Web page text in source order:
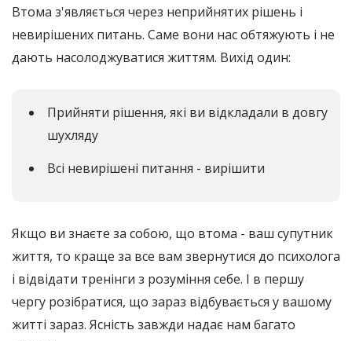
Втома з'являється через неприйнятих рішень і
невирішених питань. Саме вони нас обтяжують і не
дають насолоджуватися життям. Вихід один:
Прийняти рішення, які ви відкладали в довгу
шухляду
Всі невирішені питання - вирішити
Якщо ви знаєте за собою, що втома - ваш супутник
життя, то краще за все вам звернутися до психолога
і відвідати тренінги з розуміння себе. І в першу
чергу розібратися, що зараз відбувається у вашому
житті зараз. Ясність завжди надає нам багато